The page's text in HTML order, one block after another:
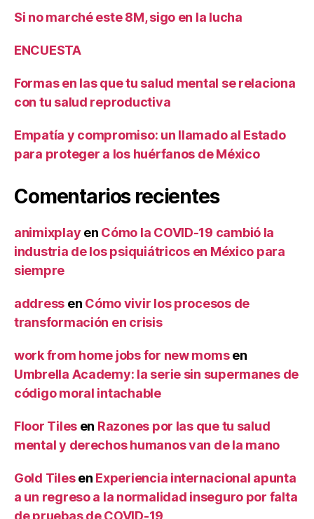
Si no marché este 8M, sigo en la lucha
ENCUESTA
Formas en las que tu salud mental se relaciona
con tu salud reproductiva
Empatía y compromiso: un llamado al Estado
para proteger a los huérfanos de México
Comentarios recientes
animixplay en Cómo la COVID-19 cambió la
industria de los psiquiátricos en México para
siempre
address en Cómo vivir los procesos de
transformación en crisis
work from home jobs for new momsen
Umbrella Academy: la serie sin supermanes de
código moral intachable
Floor Tiles en Razones por las que tu salud
mental y derechos humanos van de la mano
Gold Tilesen Experiencia internacional apunta
a un regreso a la normalidad inseguro por falta
de pruebas de COVID-19